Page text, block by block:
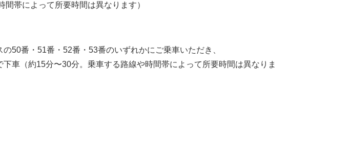
帯によって所要時間は異なります）
50番・51番・52番・53番のいずれかにご乗車いただき、
車（約15分〜30分。乗車する路線や時間帯によって所要時間は異なりま